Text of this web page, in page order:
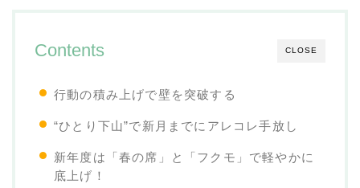
CLOSE
Contents
行動の積み上げで壁を突破する
“ひとり下山”で新月までにアレコレ手放し
新年度は「春の席」と「フクモ」で軽やかに
底上げ！